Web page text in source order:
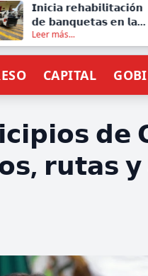
𝗜𝗻𝗶𝗰𝗶𝗮 𝗿𝗲𝗵𝗮𝗯𝗶𝗹𝗶𝘁𝗮𝗰𝗶ó𝗻
𝗱𝗲 𝗯𝗮𝗻𝗾𝘂𝗲𝘁𝗮𝘀 𝗲𝗻 𝗹𝗮
𝗰𝗮𝗹𝗹𝗲 𝗱𝗲 𝗚𝘂𝗲𝗿𝗿𝗲𝗿𝗼, 𝗲𝗻
𝗲𝗹 𝗖𝗲𝗻𝘁𝗿𝗼 𝗱𝗲 𝗢𝗮𝘅𝗮𝗰𝗮
Leer más...
CAPITAL
𝗿𝘂𝘁𝗮𝘀 𝘆